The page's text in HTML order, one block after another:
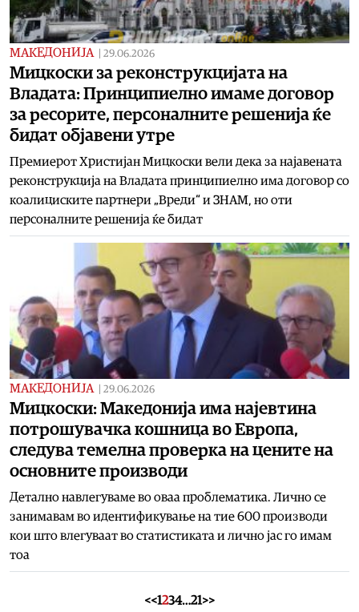
МАКЕДОНИЈА 29.06.2026
Мицкоски за реконструкцијата на
Владата: Принципиелно имаме договор
за ресорите, персоналните решенија ќе
бидат објавени утре
Премиерот Христијан Мицкоски вели дека за најавената
реконструкција на Владата принципиелно има договор со
коалициските партнери „Вреди“ и ЗНАМ, но оти
персоналните решенија ќе бидат
МАКЕДОНИЈА 29.06.2026
Мицкоски: Македонија има најевтина
потрошувачка кошница во Европа,
следува темелна проверка на цените на
основните производи
Детално навлегуваме во оваа проблематика. Лично се
занимавам во идентификување на тие 600 производи
кои што влегуваат во статистиката и лично јас го имам
тоа
<<1234…21>>